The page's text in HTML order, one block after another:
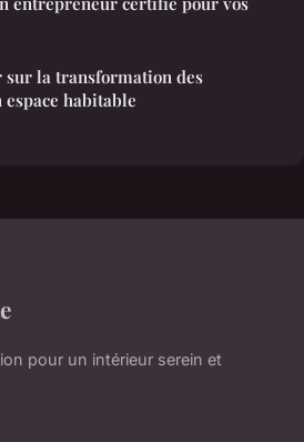
la transformation des
habitable
pour un intérieur serein et